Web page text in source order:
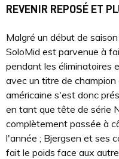
REVENIR REPOSÉ ET
Malgré un début de
SoloMid est parvenue à
pendant les éliminatoires
avec un titre de
américaine s'est donc
en tant que tête de série
complètement passée à
l'année ; Bjergsen et ses
fait le poids face aux